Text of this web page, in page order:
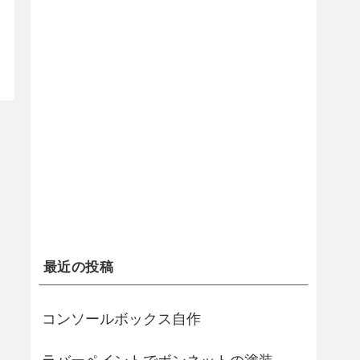
最近の投稿
コンソールボックス自作